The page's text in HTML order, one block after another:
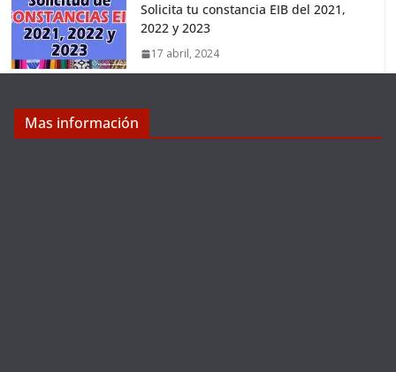
Solicita tu constancia EIB del 2021,
2022 y 2023
17 abril, 2024
Mas información